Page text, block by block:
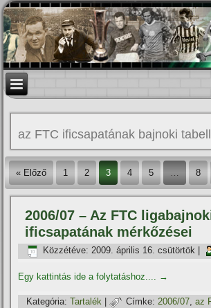
az FTC ificsapatának bajnoki
« Előző 1 2 3 4 5 … 8
2006/07 – Az FTC
ificsapatának mérkőzései
Közzétéve: 2009. április 16. csütörtök
Egy kattintás ide a folytatáshoz.... →
Kategória: Tartalék | Címke: 2006/07,az